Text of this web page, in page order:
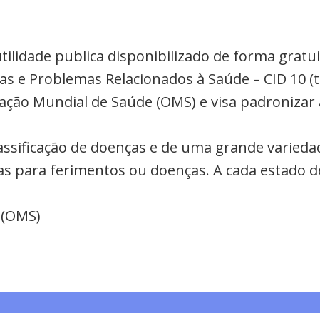
publica disponibilizado de forma
e Problemas Relacionados à Saúde – CID
Mundial de Saúde (OMS) e visa
de doenças e de uma grande
para ferimentos ou doenças. A cada estado